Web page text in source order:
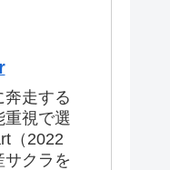
奔走する
重視で選
（2022
クラを